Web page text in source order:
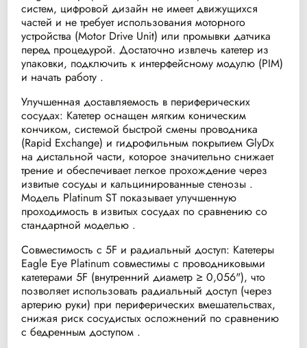
систем, цифровой дизайн не имеет движущихся
частей и не требует использования моторного
устройства (Motor Drive Unit) или промывки датчика
перед процедурой. Достаточно извлечь катетер из
упаковки, подключить к интерфейсному модулю (PIM)
и начать работу .
Улучшенная доставляемость в периферических
сосудах: Катетер оснащен мягким коническим
кончиком, системой быстрой смены проводника
(Rapid Exchange) и гидрофильным покрытием GlyDx
на дистальной части, которое значительно снижает
трение и обеспечивает легкое прохождение через
извитые сосуды и кальцинированные стенозы .
Модель Platinum ST показывает улучшенную
проходимость в извитых сосудах по сравнению со
стандартной моделью .
Совместимость с 5F и радиальный доступ: Катетеры
Eagle Eye Platinum совместимы с проводниковыми
катетерами 5F (внутренний диаметр ≥ 0,056"), что
позволяет использовать радиальный доступ (через
артерию руки) при периферических вмешательствах,
снижая риск сосудистых осложнений по сравнению
с бедренным доступом .